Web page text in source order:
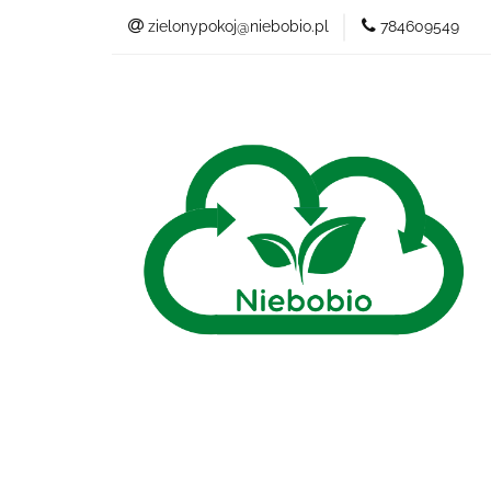
zielonypokoj@niebobio.pl 784609549